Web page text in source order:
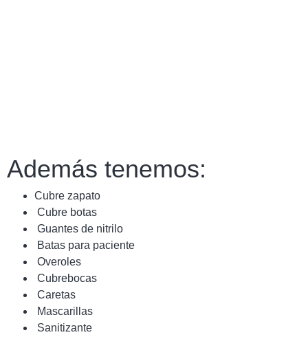
Además tenemos:
Cubre zapato
Cubre botas
Guantes de nitrilo
Batas para paciente
Overoles
Cubrebocas
Caretas
Mascarillas
Sanitizante